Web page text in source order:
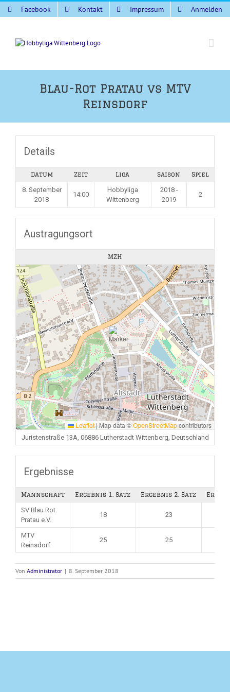
Zum
Inhalt
Facebook Kontakt Impressum Anmelden
Blau-Rot Pratau vs MTV
Reinsdorf
Details
Datum Zeit Liga Saison Spiel
8. September
2018
14:00
Hobbyliga
Wittenberg
2018 -
2019
2
Austragungsort
MZH
Leaflet |Map data ©OpenStreetMapcontributors
Juristenstraße 13A, 06886 Lutherstadt Wittenberg, Deutschland
Ergebnisse
Mannschaft Ergebnis 1. Satz Ergebnis 2. Satz
SV Blau Rot
Pratau e.V.
18 23
MTV
Reinsdorf
25 25
Von Administrator | 8. September 2018